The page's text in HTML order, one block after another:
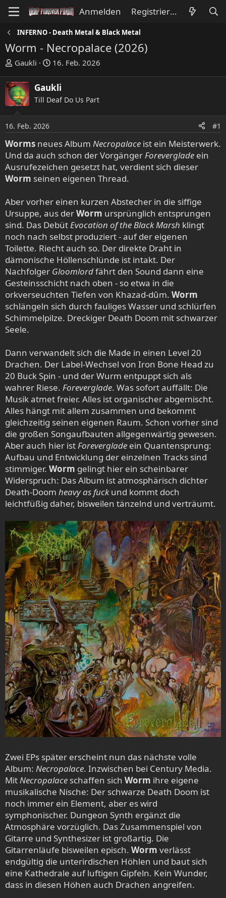
Anmelden Registrieren
INFERNO - Death Metal & Black Metal
Worm - Necropalace (2026)
E
s
t
e
l
r
Gaukli
E
s
t
e
l
a
m
16. Feb. 2026
Gaukli
Till Deaf Do Us Part
16. Feb. 2026 #1
Worms neues Album Necropalace ist ein Meisterwerk.
Und da auch schon der Vorgänger Foreverglade ein
Ausrufezeichen gesetzt hat, verdient sich dieser
Worm seinen eigenen Thread.
Aber vorher einen kurzen Abstecher in die siffige
Ursuppe, aus derWorm ursprünglich entsprungen
sind. Das Debüt Evocation of the Black Marsh klingt
noch nach selbst produziert - auf der eigenen
Toilette. Riecht auch so. Der direkte Draht in
dämonische Höllenschlünde ist intakt. Der
Nachfolger Gloomlordfährt den Sound dann eine
Gesteinsschicht nach oben - so etwa in die
orkverseuchten Tiefen von Khazad-dûm. Worm
schlängeln sich durch fauliges Wasser und schlürfen
Schimmelpilze. Dreckiger Death Doom mit schwarzer
Seele.
Dann verwandelt sich die Made in einen Level 20
Drachen. Der Label-Wechsel von Iron Bone Head zu
20 Buck Spin - und der Wurm entpuppt sich als
wahrer Riese. Foreverglade. Was sofort auffällt: Die
Musik atmet freier. Alles ist organischer abgemischt.
Alles hängt mit allem zusammen und bekommt
gleichzeitig seinen eigenen Raum. Schon vorher sind
die großen Songaufbauten allgegenwärtig gewesen.
Aber auch hier ist Foreverglade ein Quantensprung:
Aufbau und Entwicklung der einzelnen Tracks sind
stimmiger. Worm gelingt hier ein scheinbarer
Widerspruch: Das Album ist atmosphärisch dichter
Death-Doom heavy as fuckund kommt doch
leichtfüßig daher, bisweilen tänzelnd und verträumt.
Zwei EPs später erscheint nun das nächste volle
Album: Necropalace. Inzwischen bei Century Media.
Mit Necropalace schaffen sich Worm ihre eigene
musikalische Nische: Der schwarze Death Doom ist
noch immer ein Element, aber es wird
symphonischer. Dungeon Synth ergänzt die
Atmosphäre vorzüglich. Das Zusammenspiel von
Gitarre und Synthesizer ist großartig. Die
Gitarrenläufe bisweilen episch. Worm verlässt
endgültig die unterirdischen Höhlen und baut sich
eine Kathedrale auf luftigen Gipfeln. Kein Wunder,
dass in diesen Höhen auch Drachen angreifen.